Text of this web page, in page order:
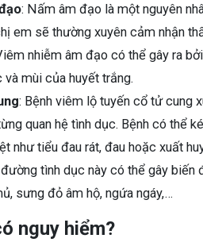
: Nấm âm đạo là một nguyên
em sẽ thường xuyên cảm nhận
nhiễm âm đạo có thể gây ra
mùi của huyết trắng.
: Bệnh viêm lộ tuyến cổ tử cung
quan hệ tình dục. Bệnh có thể
như tiểu đau rát, đau hoặc xuất
đường tình dục này có thể gây biến
sưng đỏ âm hộ, ngứa ngáy,…
nguy hiểm?